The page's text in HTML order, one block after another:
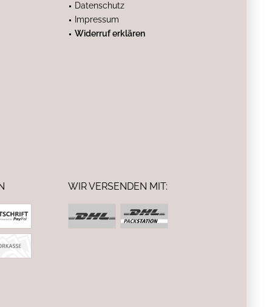
Datenschutz
Impressum
Widerruf erklären
WIR VERSENDEN MIT: